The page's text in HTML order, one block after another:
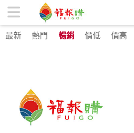
素排/素肉/未來肉 | 福報購蔬食購物商城
最新 熱門 暢銷 價低 價高